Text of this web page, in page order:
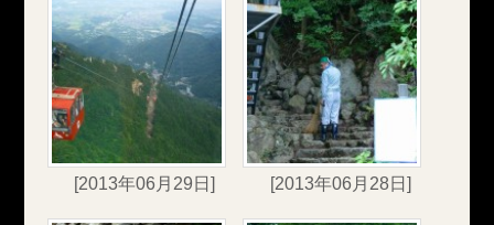
[2013年06月29日] [2013年06月28日]